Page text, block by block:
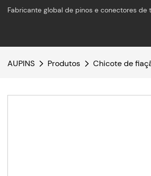
Fabricante global de pinos e conectores
AUPINS Produtos Chicote de